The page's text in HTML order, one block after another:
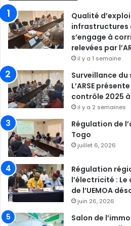
Qualité
infrastructures
s’engage à
relevées par
il y a 1 semaine
Surveillance
L’ARSE
contrôle 2025 à
il y a 2 semaines
Régulation de
Togo
juillet 6, 2026
Régulation
l’électricité :
de l’UEMOA
juin 26, 2026
Salon de